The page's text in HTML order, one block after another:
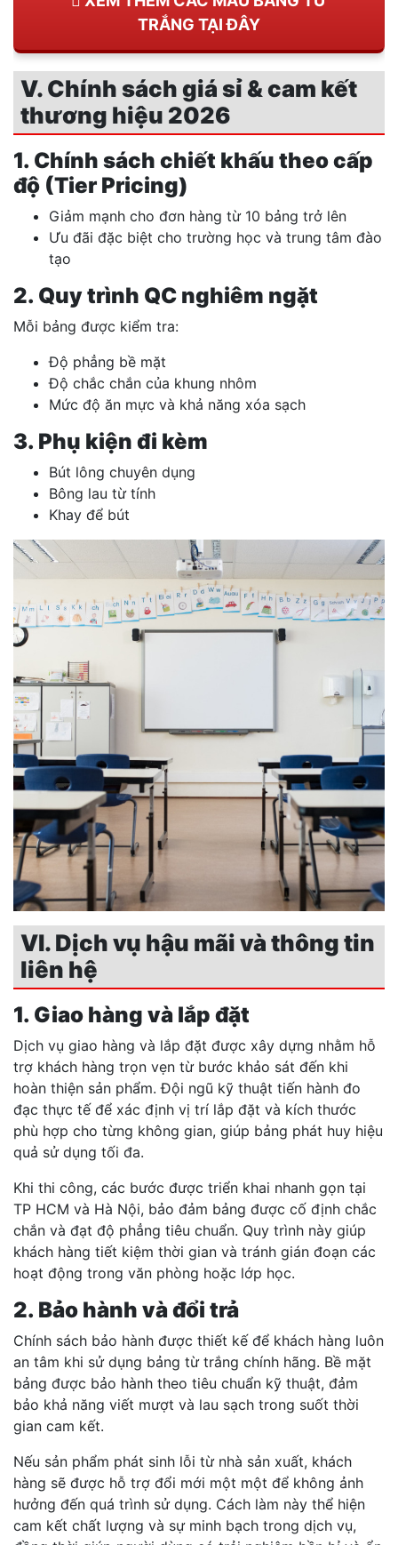
TRẮNG TẠI ĐÂY
V. Chính sách giá sỉ & cam kết
thương hiệu 2026
1. Chính sách chiết khấu theo cấp
độ (Tier Pricing)
Giảm mạnh cho đơn hàng từ 10 bảng trở lên
Ưu đãi đặc biệt cho trường học và trung tâm đào
tạo
2. Quy trình QC nghiêm ngặt
Mỗi bảng được kiểm tra:
Độ phẳng bề mặt
Độ chắc chắn của khung nhôm
Mức độ ăn mực và khả năng xóa sạch
3. Phụ kiện đi kèm
Bút lông chuyên dụng
Bông lau từ tính
Khay để bút
VI. Dịch vụ hậu mãi và thông tin
liên hệ
1. Giao hàng và lắp đặt
Dịch vụ giao hàng và lắp đặt được xây dựng nhằm hỗ
trợ khách hàng trọn vẹn từ bước khảo sát đến khi
hoàn thiện sản phẩm. Đội ngũ kỹ thuật tiến hành đo
đạc thực tế để xác định vị trí lắp đặt và kích thước
phù hợp cho từng không gian, giúp bảng phát huy hiệu
quả sử dụng tối đa.
Khi thi công, các bước được triển khai nhanh gọn tại
TP HCM và Hà Nội, bảo đảm bảng được cố định chắc
chắn và đạt độ phẳng tiêu chuẩn. Quy trình này giúp
khách hàng tiết kiệm thời gian và tránh gián đoạn các
hoạt động trong văn phòng hoặc lớp học.
2. Bảo hành và đổi trả
Chính sách bảo hành được thiết kế để khách hàng luôn
an tâm khi sử dụng bảng từ trắng chính hãng. Bề mặt
bảng được bảo hành theo tiêu chuẩn kỹ thuật, đảm
bảo khả năng viết mượt và lau sạch trong suốt thời
gian cam kết.
Nếu sản phẩm phát sinh lỗi từ nhà sản xuất, khách
hàng sẽ được hỗ trợ đổi mới một một để không ảnh
hưởng đến quá trình sử dụng. Cách làm này thể hiện
cam kết chất lượng và sự minh bạch trong dịch vụ,